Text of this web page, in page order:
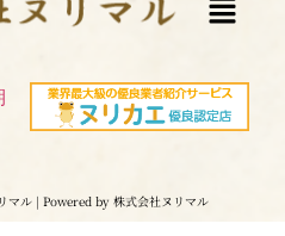
ル | Powered by 株式会社ヌリマル